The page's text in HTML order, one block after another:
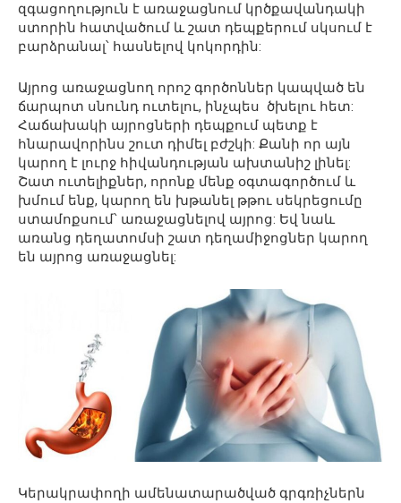
զգացողություն է առաջացնում կրծքավանդակի
ստորին հատվածում և շատ դեպքերում սկսում է
բարձրանալ՝ հասնելով կոկորդին:
Այրոց առաջացնող որոշ գործոններ կապված են
ճարպոտ սնունդ ուտելու, ինչպես ծխելու հետ:
Հաճախակի այրոցների դեպքում պետք է
հնարավորինս շուտ դիմել բժշկի: Քանի որ այն
կարող է լուրջ հիվանդության ախտանիշ լինել:
Շատ ուտելիքներ, որոնք մենք օգտագործում և
խմում ենք, կարող են խթանել թթու սեկրեցումը
ստամոքսում՝ առաջացնելով այրոց: Եվ նաև
առանց դեղատոմսի շատ դեղամիջոցներ կարող
են այրոց առաջացնել:
Կերակրափողի ամենատարածված գրգռիչներն